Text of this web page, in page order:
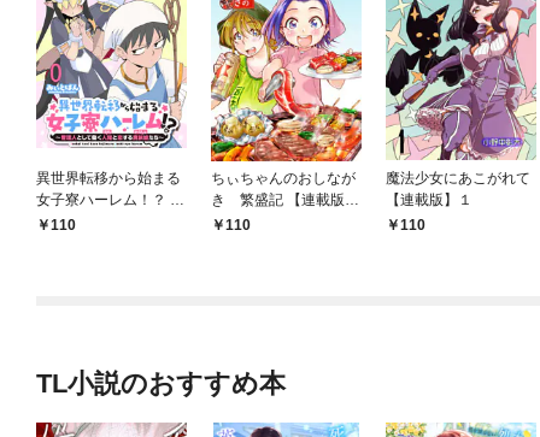
異世界転移から始まる
女子寮ハーレム！？ ～
管理人として働く人間
110
ちぃちゃんのおしなが
き 繁盛記 【連載版】
１110
魔法少女にあこがれて
【連載版】１
110
TL小説のおすすめ本